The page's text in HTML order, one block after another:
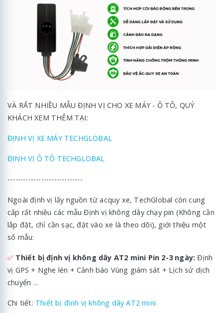
VÀ RẤT NHIỀU MẪU ĐỊNH VỊ CHO XE MÁY - Ô TÔ, QUÝ
KHÁCH XEM THÊM TẠI:
ĐỊNH VỊ XE MÁY TECHGLOBAL
ĐỊNH VỊ Ô TÔ TECHGLOBAL
-----------------------------
Ngoài định vị lấy nguồn từ acquy xe, TechGlobal còn cung
cấp rất nhiều các mẫu Định vị không dây chạy pin (Không cần
lắp đặt, chỉ cần sạc, đặt vào xe là theo dõi), giới thiệu một
số mẫu:
✅ Thiết bị định vị không dây AT2 mini Pin 2-3 ngày: Định
vị GPS + Nghe lén + Cảnh báo Vùng giám sát + Lịch sử dịch
chuyển ...
Chi tiết: Thiết bị định vị không dây AT2 mini